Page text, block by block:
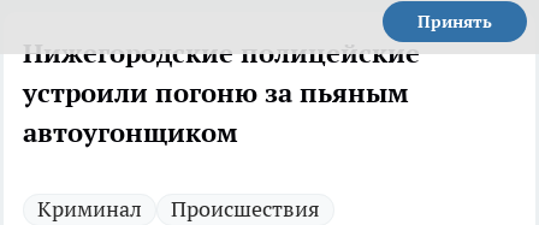
Принять
Нижегородские полицейские
устроили погоню за пьяным
автоугонщиком
Криминал Происшествия